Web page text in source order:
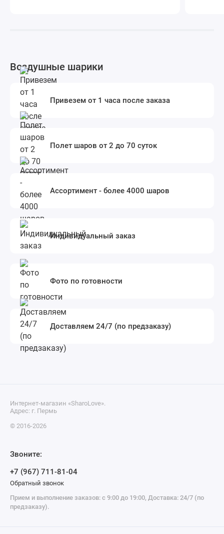
Воздушные шарики
Привезем от 1 часа после заказа
Полет шаров от 2 до 70 суток
Ассортимент - более 4000 шаров
Индивидуальный заказ
Фото по готовности
Доставляем 24/7 (по предзаказу)
Интернет-магазин «SharoLove».
Адрес: г. Пермь
© 2016-2026
Звоните:
+7 (967) 711-81-04
Обратный звонок
Прием и выполнение заказов: с 9:00 до 19:00, Доставка: 24/7 (по
предзаказу).